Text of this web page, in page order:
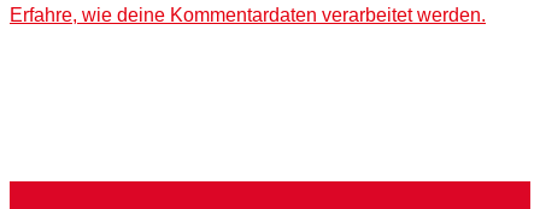
Erfahre, wie deine Kommentardaten verarbeitet werden.